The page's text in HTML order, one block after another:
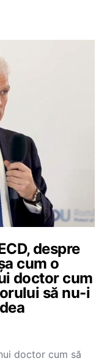
despre
cum o
doctor cum
să nu-i
doctor cum să